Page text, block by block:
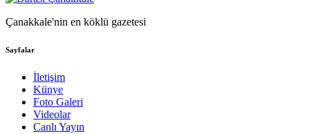
Çanakkale'nin en köklü gazetesi
Sayfalar
İletişim
Künye
Foto Galeri
Videolar
Canlı Yayın